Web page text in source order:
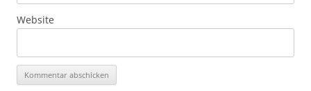
Website